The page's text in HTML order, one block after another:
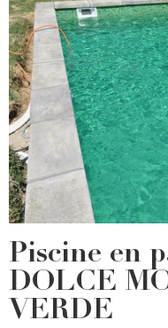
Piscine en
DOLCE
VERDE